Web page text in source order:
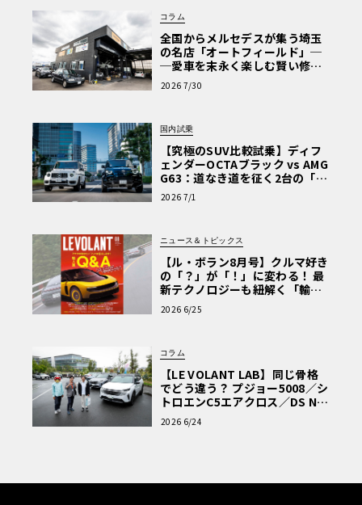
コラム
全国からメルセデスが集う埼玉
の名店「オートフィールド」─
─愛車を末永く楽しむ賢い修理
術と、プロがフックス製オイル
を選ぶ理由〈PR〉
2026 7/30
国内試乗
【究極のSUV比較試乗】ディフ
ェンダーOCTAブラック vs AMG
G63：道なき道を征く2台の「対
極的アプローチ」
2026 7/1
ニュース＆トピックス
【ル・ボラン8月号】クルマ好き
の「？」が「！」に変わる！ 最
新テクノロジーも紐解く「輸入
車Q&A」
2026 6/25
コラム
【LE VOLANT LAB】同じ骨格
でどう違う？ プジョー5008／シ
トロエンC5エアクロス／DS Nº4
読者一気乗りレポート
2026 6/24